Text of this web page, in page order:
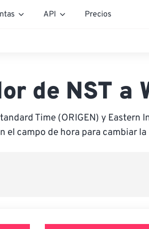
API Precios
de NST a
Time (ORIGEN) y Eastern
el campo de hora para cambiar la